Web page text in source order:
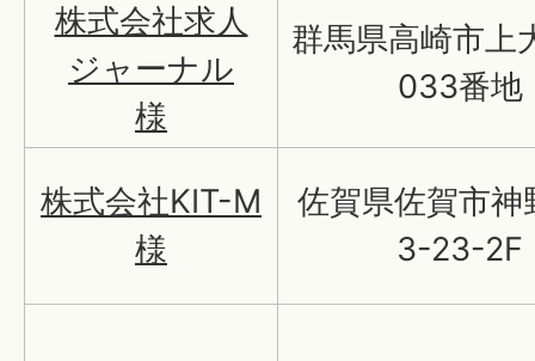
株式会社求人
ジャーナル
様
群馬県高崎市上
033番地
株式会社KIT-M
様
佐賀県佐賀市
3-23-2F